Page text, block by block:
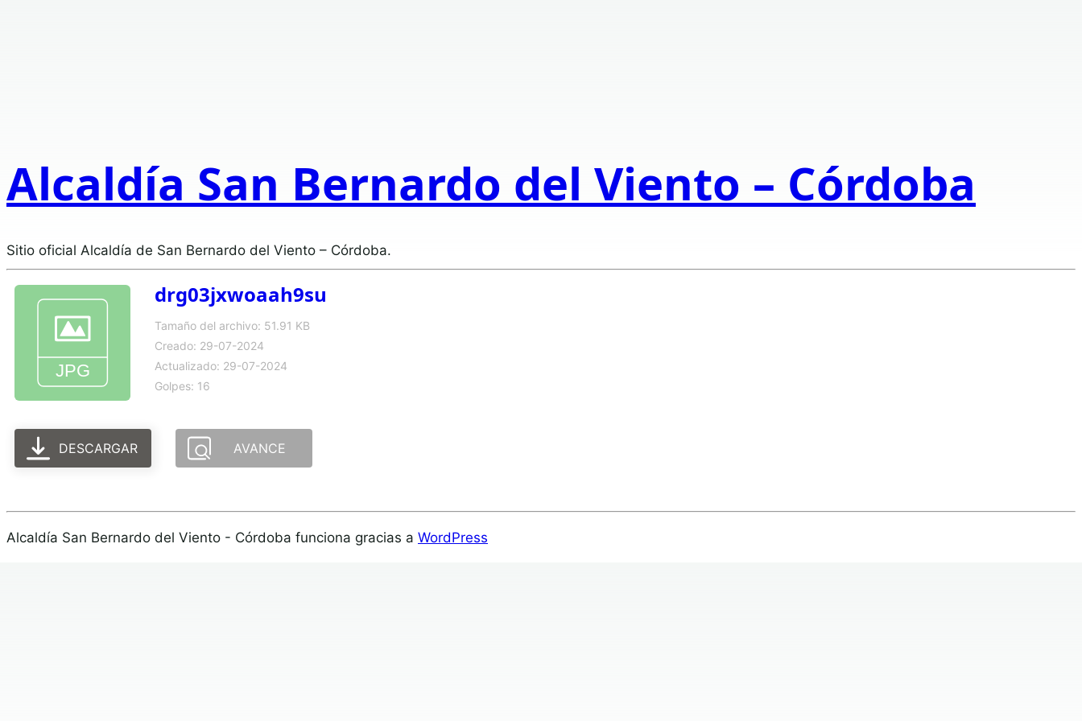
Alcaldía San Bernardo del Viento – Córdoba
Sitio oficial Alcaldía de San Bernardo del Viento – Córdoba.
drg03jxwoaah9su
Tamaño del archivo: 51.91 KB
Creado: 29-07-2024
Actualizado: 29-07-2024
Golpes: 16
DESCARGAR AVANCE
Alcaldía San Bernardo del Viento - Córdoba funciona gracias a WordPress